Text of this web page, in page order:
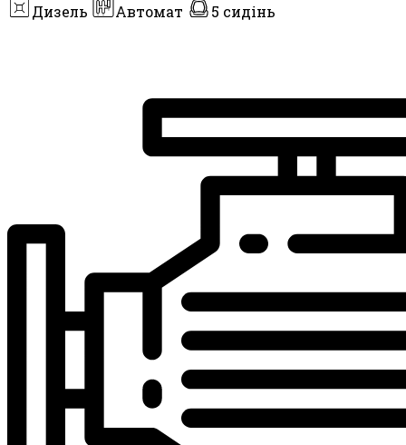
Дизель Автомат 5 сидінь